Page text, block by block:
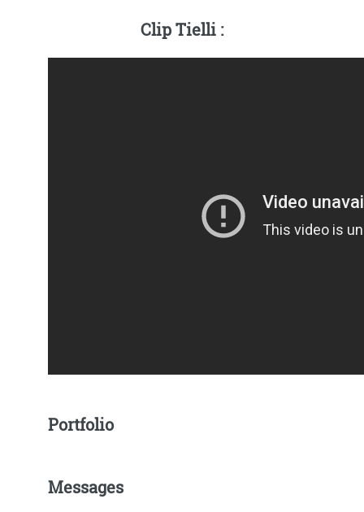
Clip Tielli :
Portfolio
Messages